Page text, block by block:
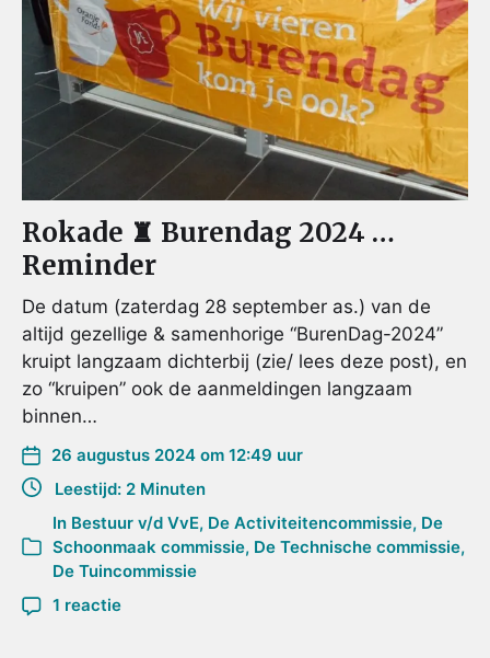
Rokade ♜ Burendag 2024 …
Reminder
De datum (zaterdag 28 september as.) van de
altijd gezellige & samenhorige “BurenDag-2024”
kruipt langzaam dichterbij (zie/ lees deze post), en
zo “kruipen” ook de aanmeldingen langzaam
binnen…
26 augustus 2024 om 12:49 uur
Leestijd: 2 Minuten
In Bestuur v/d VvE, De Activiteitencommissie, De
Schoonmaak commissie, De Technische commissie,
De Tuincommissie
1 reactie